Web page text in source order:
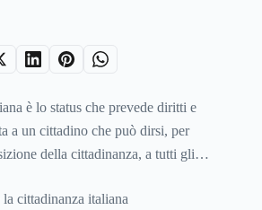
è lo status che prevede diritti e
a un cittadino che può dirsi, per
della cittadinanza, a tutti gli
le norme che la disciplinano? Ecco